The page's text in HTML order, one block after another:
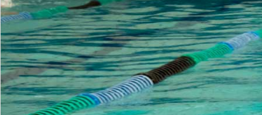
INSTITUCIONAL